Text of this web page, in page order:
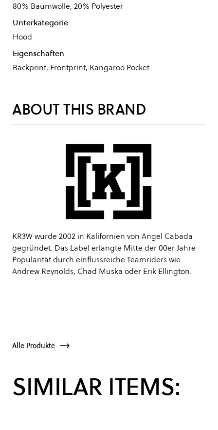
80% Baumwolle, 20% Polyester
Unterkategorie
Hood
Eigenschaften
Backprint, Frontprint, Kangaroo Pocket
ABOUT THIS BRAND
KR3W wurde 2002 in Kalifornien von Angel Cabada
gegründet. Das Label erlangte Mitte der 00er Jahre
Popularität durch einflussreiche Teamriders wie
Andrew Reynolds, Chad Muska oder Erik Ellington.
Alle Produkte
SIMILAR ITEMS: